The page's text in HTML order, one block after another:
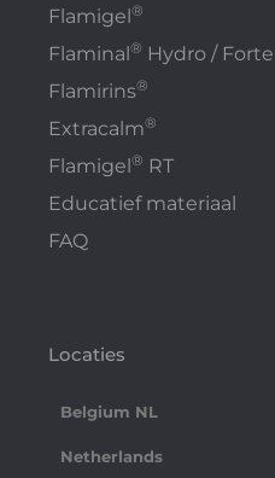
Flamigel®
Flaminal® Hydro / Forte
Flamirins®
Extracalm®
Flamigel® RT
Educatief materiaal
FAQ
Locaties
Belgium NL
Netherlands